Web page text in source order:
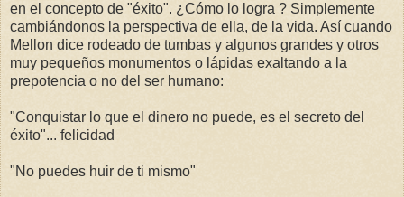
en el concepto de "éxito". ¿Cómo lo logra ? Simplemente
cambiándonos la perspectiva de ella, de la vida. Así cuando
Mellon dice rodeado de tumbas y algunos grandes y otros
muy pequeños monumentos o lápidas exaltando a la
prepotencia o no del ser humano:
"Conquistar lo que el dinero no puede, es el secreto del
éxito"... felicidad
"No puedes huir de ti mismo"